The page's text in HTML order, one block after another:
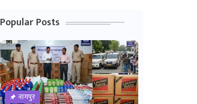
Popular Posts
नागपुर